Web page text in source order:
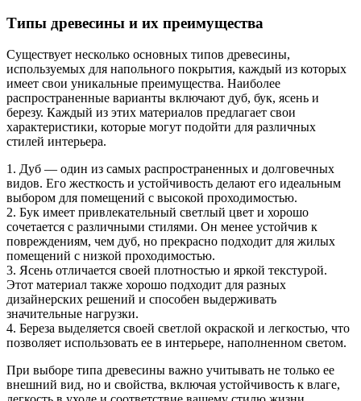
Типы древесины и их преимущества
Существует несколько основных типов древесины,
используемых для напольного покрытия, каждый из которых
имеет свои уникальные преимущества. Наиболее
распространенные варианты включают дуб, бук, ясень и
березу. Каждый из этих материалов предлагает свои
характеристики, которые могут подойти для различных
стилей интерьера.
1. Дуб — один из самых распространенных и долговечных
видов. Его жесткость и устойчивость делают его идеальным
выбором для помещений с высокой проходимостью.
2. Бук имеет привлекательный светлый цвет и хорошо
сочетается с различными стилями. Он менее устойчив к
повреждениям, чем дуб, но прекрасно подходит для жилых
помещений с низкой проходимостью.
3. Ясень отличается своей плотностью и яркой текстурой.
Этот материал также хорошо подходит для разных
дизайнерских решений и способен выдерживать
значительные нагрузки.
4. Береза выделяется своей светлой окраской и легкостью, что
позволяет использовать ее в интерьере, наполненном светом.
При выборе типа древесины важно учитывать не только ее
внешний вид, но и свойства, включая устойчивость к влаге,